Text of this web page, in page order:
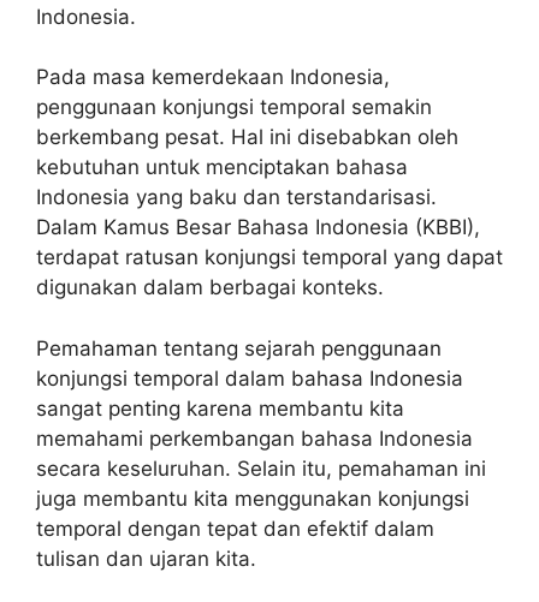
Indonesia.
Pada masa kemerdekaan Indonesia,
penggunaan konjungsi temporal semakin
berkembang pesat. Hal ini disebabkan oleh
kebutuhan untuk menciptakan bahasa
Indonesia yang baku dan terstandarisasi.
Dalam Kamus Besar Bahasa Indonesia (KBBI),
terdapat ratusan konjungsi temporal yang dapat
digunakan dalam berbagai konteks.
Pemahaman tentang sejarah penggunaan
konjungsi temporal dalam bahasa Indonesia
sangat penting karena membantu kita
memahami perkembangan bahasa Indonesia
secara keseluruhan. Selain itu, pemahaman ini
juga membantu kita menggunakan konjungsi
temporal dengan tepat dan efektif dalam
tulisan dan ujaran kita.